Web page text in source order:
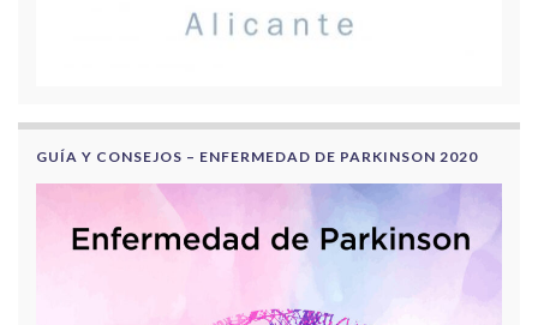
GUÍA Y CONSEJOS – ENFERMEDAD DE PARKINSON 2020